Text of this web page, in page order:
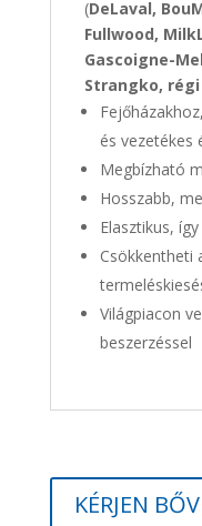
(DeLaval,
Fullwood,
Gascoigne-
Strangko,
és vezetékes
Megbízható
Hosszabb,
Elasztikus,
Csökkentheti
Világpiacon
beszerzéssel
KÉRJEN